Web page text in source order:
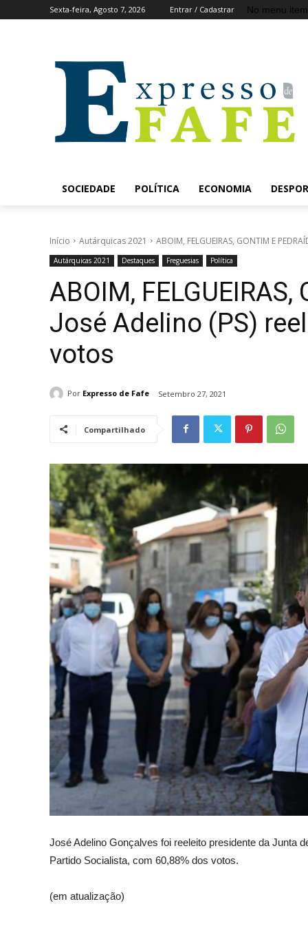
Sexta-feira, Agosto 7, 2026 Entrar / Cadastrar No menu
SOCIEDADE POLÍTICA ECONOMIA
Início Autárquicas 2021 ABOIM, FELGUEIRAS, GONTIM E
Autárquicas 2021 Destaques Freguesias Política
ABOIM, FELGUEIRAS,
José Adelino (PS)
votos
Por Expresso de Fafe Setembro 27, 2021
Compartilhado
José Adelino Gonçalves foi reeleito presidente da Junta
Partido Socialista, com 60,88% dos votos.
(em atualização)